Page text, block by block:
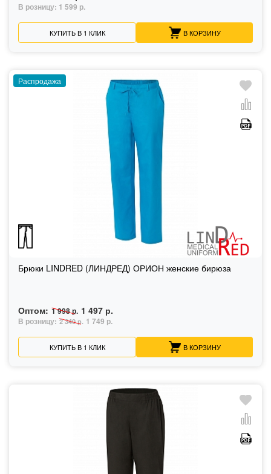
В розницу: 1 599 р.
КУПИТЬ В 1 КЛИК В КОРЗИНУ
Распродажа
Брюки LINDRED (ЛИНДРЕД) ОРИОН женские бирюза
Оптом: 1 998 р. 1 497 р.
В розницу: 2 340 р. 1 749 р.
КУПИТЬ В 1 КЛИК В КОРЗИНУ